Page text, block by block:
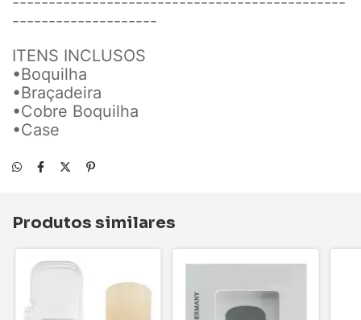
--------------------
ITENS INCLUSOS
•Boquilha
•Braçadeira
•Cobre Boquilha
•Case
Produtos similares